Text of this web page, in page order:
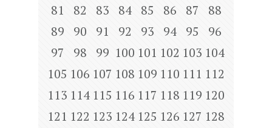
81
82 83 84 85 86 87
88
89
90 91 92 93 94 95
96
97
98 99 100 101 102 103 104
105 106 107 108 109 110 111 112
113 114 115 116 117 118 119 120
121 122 123 124 125 126 127 128